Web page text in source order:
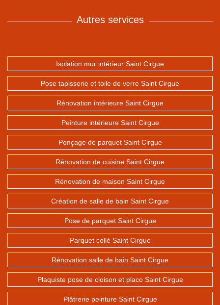
Autres services
Isolation mur intérieur Saint Cirgue
Pose tapisserie et toile de verre Saint Cirgue
Rénovation intérieure Saint Cirgue
Peinture intérieure Saint Cirgue
Ponçage de parquet Saint Cirgue
Rénovation de cuisine Saint Cirgue
Rénovation de maison Saint Cirgue
Création de salle de bain Saint Cirgue
Pose de parquet Saint Cirgue
Parquet collé Saint Cirgue
Rénovation salle de bain Saint Cirgue
Plaquiste pose de cloison et placo Saint Cirgue
Plâtrerie peinture Saint Cirgue